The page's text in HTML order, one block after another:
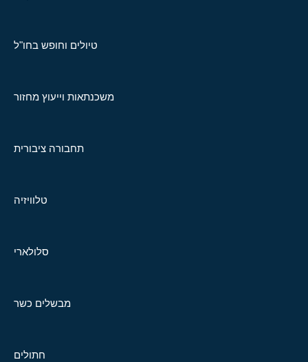
טיולים וחופש בחו"ל
משכנתאות וייעוץ מחזור
תחבורה ציבורית
טלוויזיה
סלולארי
מבשלים כשר
חתולים